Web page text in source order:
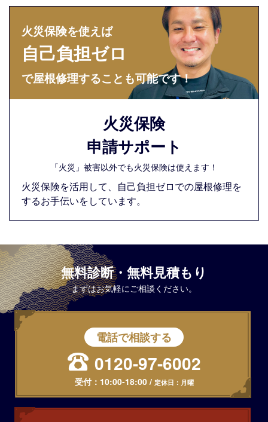
火災保険を使えば
自己負担ゼロ
で屋根修理することも可能です！
火災保険
申請サポート
「火災」被害以外でも火災保険は使えます！
火災保険を活用して、自己負担ゼロでの屋根修理を
するお手伝いをしています。
無料診断・無料見積もり
まずはお気軽にご相談ください。
電話で相談する
0120-97-6002
受付： 10:00-18:00/ 定休日：月曜